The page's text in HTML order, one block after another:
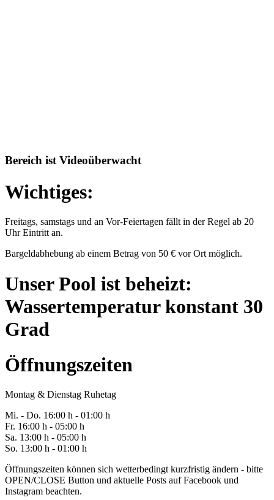
Bereich ist Videoüberwacht
Wichtiges:
Freitags, samstags und an Vor-Feiertagen fällt in der Regel ab 20
Uhr Eintritt an.
Bargeldabhebung ab einem Betrag von 50 € vor Ort möglich.
Unser Pool ist beheizt:
Wassertemperatur konstant 30
Grad
Öffnungszeiten
Montag & Dienstag Ruhetag
Mi. - Do. 16:00 h - 01:00 h
Fr. 16:00 h - 05:00 h
Sa. 13:00 h - 05:00 h
So. 13:00 h - 01:00 h
Öffnungszeiten können sich wetterbedingt kurzfristig ändern - bitte
OPEN/CLOSE Button und aktuelle Posts auf Facebook und
Instagram beachten.